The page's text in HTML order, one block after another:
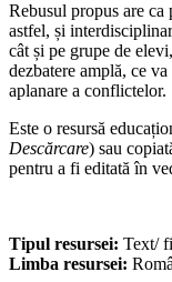
Rebusul propus are
astfel, și
cât și pe grupe de
dezbatere amplă, ce
aplanare a conflictelor.
Este o resursă
Descărcare) sau
pentru a fi editată în
Tipul resursei: Text/
Limba resursei: